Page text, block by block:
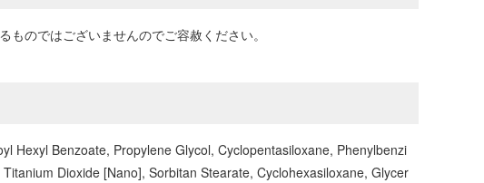
のではございませんのでご容赦ください。
Hexyl Benzoate, Propylene Glycol, Cyclopentasiloxane, Phenylbenzi
Dioxide [Nano], Sorbitan Stearate, Cyclohexasiloxane, Glycer